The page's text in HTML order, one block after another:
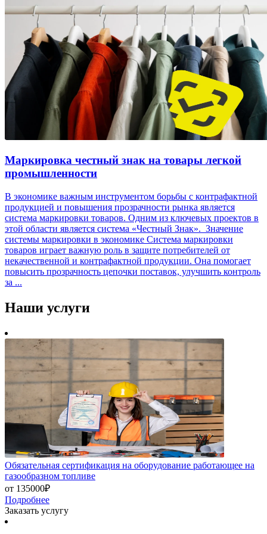
Маркировка честный знак на товары легкой
промышленности
В экономике важным инструментом борьбы с контрафактной
продукцией и повышения прозрачности рынка является
система маркировки товаров. Одним из ключевых проектов в
этой области является система «Честный Знак». Значение
системы маркировки в экономике Система маркировки
товаров играет важную роль в защите потребителей от
некачественной и контрафактной продукции. Она помогает
повысить прозрачность цепочки поставок, улучшить контроль
за ...
Наши услуги
Обязательная сертификация на оборудование работающее на
газообразном топливе
от 135000₽
Подробнее
Заказать услугу